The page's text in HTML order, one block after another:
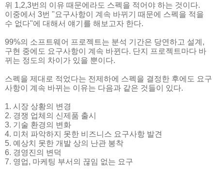
위 1,2,3번의 이유 때문에라도 스펙을 적어야 하는 것이다.
이중에서 3번 "요구사항이 계속 바뀌기 때문에 스펙을 적을
수 없다"에 대해서 얘기를 해보고자 한다.
99%의 소프트웨어 프로젝트는 분석 기간은 당연하고 설계,
구현 중에도 요구사항이 계속 바뀐다. 단지 프로젝트마다 바
뀌는 정도의 차이가 있을 뿐이다.
스펙을 제대로 적었다는 전제하에 스펙을 결정한 후에도 요구
사항이 계속 바뀌는 이유는 다음과 같은 것들이 있다.
1. 시장 상황의 변경
2. 경쟁 업체의 신제품 출시
3. 기술 환경의 변화
4. 미처 파악하지 못한 비즈니스 요구사항 발견
5. 예상치 못한 개발 상의 난관 봉착
6. 경영진의 변덕
7. 영업, 마케팅 부서의 끊임 없는 요구